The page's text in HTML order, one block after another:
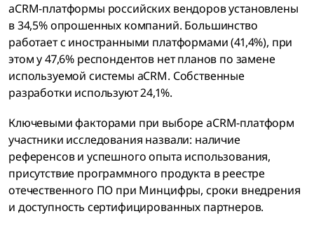
aCRM-платформы российских вендоров установлены
в 34,5% опрошенных компаний. Большинство
работает с иностранными платформами (41,4%), при
этом у 47,6% респондентов нет планов по замене
используемой системы aCRM. Собственные
разработки используют 24,1%.
Ключевыми факторами при выборе aCRM-платформ
участники исследования назвали: наличие
референсов и успешного опыта использования,
присутствие программного продукта в реестре
отечественного ПО при Минцифры, сроки внедрения
и доступность сертифицированных партнеров.